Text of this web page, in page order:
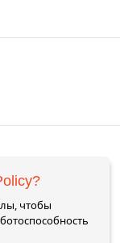
чтобы